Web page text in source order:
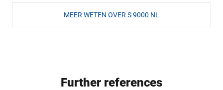
MEER WETEN OVER S 9000 NL
Further references